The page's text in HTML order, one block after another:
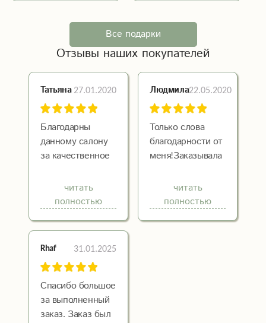
Все подарки
Отзывы наших покупателей
Татьяна 27.01.2020
Благодарны
данному салону
за качественное
Приезжали за
букетом,
требовался совет
по его
составлению.
Заняли довольно
долгое время у
флориста, но
девушка была
очень учтива,
читать
полностью
Людмила22.05.2020
Только слова
благодарности от
меня!Заказывала
юбилей,созвонилась
я с
читать
полностью
Rhaf 31.01.2025
Спасибо большое
за выполненный
заказ. Заказ был